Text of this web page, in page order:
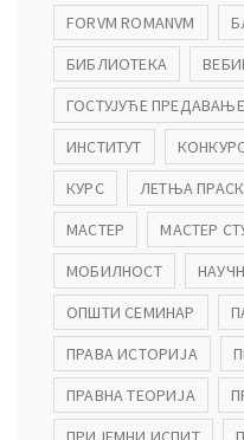
FORVM ROMANVM
БИБЛИОТЕКА
ГОСТУЈУЋЕ ПРЕДАВАЊЕ
ИНСТИТУТ
КУРС
ЛЕТЊА
МАСТЕР
МАСТЕР
МОБИЛНОСТ
ОПШТИ СЕМИНАР
ПРАВА ИСТОРИЈА
ПРАВНА ТЕОРИЈА